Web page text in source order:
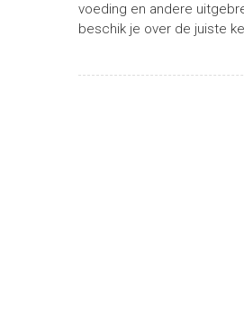
voeding en andere
beschik je over de juiste